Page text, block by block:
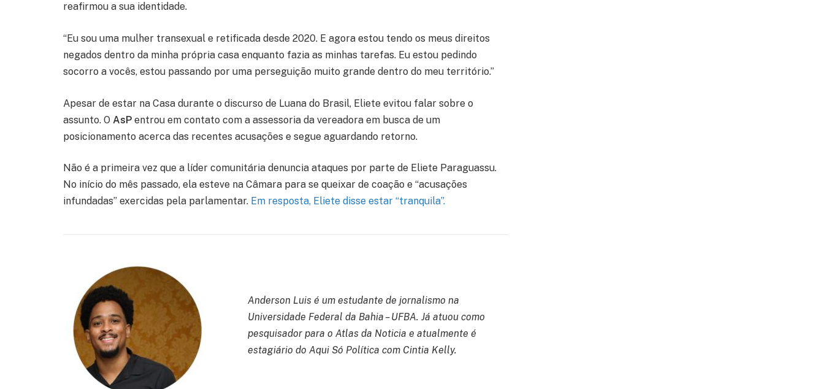
reafirmou a sua identidade.
“Eu sou uma mulher transexual e retificada desde 2020. E agora estou tendo os meus direitos
negados dentro da minha própria casa enquanto fazia as minhas tarefas. Eu estou pedindo
socorro a vocês, estou passando por uma perseguição muito grande dentro do meu território.”
Apesar de estar na Casa durante o discurso de Luana do Brasil, Eliete evitou falar sobre o
assunto. O AsP entrou em contato com a assessoria da vereadora em busca de um
posicionamento acerca das recentes acusações e segue aguardando retorno.
Não é a primeira vez que a líder comunitária denuncia ataques por parte de Eliete Paraguassu.
No início do mês passado, ela esteve na Câmara para se queixar de coação e “acusações
infundadas” exercidas pela parlamentar. Em resposta, Eliete disse estar “tranquila”.
Anderson Luis é um estudante de jornalismo na
Universidade Federal da Bahia – UFBA. Já atuou como
pesquisador para o Atlas da Noticia e atualmente é
estagiário do Aqui Só Política com Cintia Kelly.